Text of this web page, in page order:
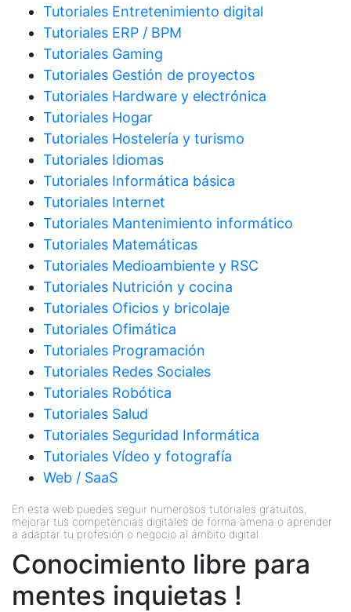
Tutoriales Entretenimiento digital
Tutoriales ERP / BPM
Tutoriales Gaming
Tutoriales Gestión de proyectos
Tutoriales Hardware y electrónica
Tutoriales Hogar
Tutoriales Hostelería y turismo
Tutoriales Idiomas
Tutoriales Informática básica
Tutoriales Internet
Tutoriales Mantenimiento informático
Tutoriales Matemáticas
Tutoriales Medioambiente y RSC
Tutoriales Nutrición y cocina
Tutoriales Oficios y bricolaje
Tutoriales Ofimática
Tutoriales Programación
Tutoriales Redes Sociales
Tutoriales Robótica
Tutoriales Salud
Tutoriales Seguridad Informática
Tutoriales Vídeo y fotografía
Web / SaaS
En esta web puedes seguir numerosos tutoriales gratuitos,
mejorar tus competencias digitales de forma amena o aprender
a adaptar tu profesión o negocio al ámbito digital.
Conocimiento libre para
mentes inquietas !